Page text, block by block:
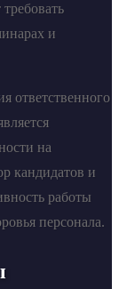
и
ответственного
на
кандидатов и
работы
персонала.